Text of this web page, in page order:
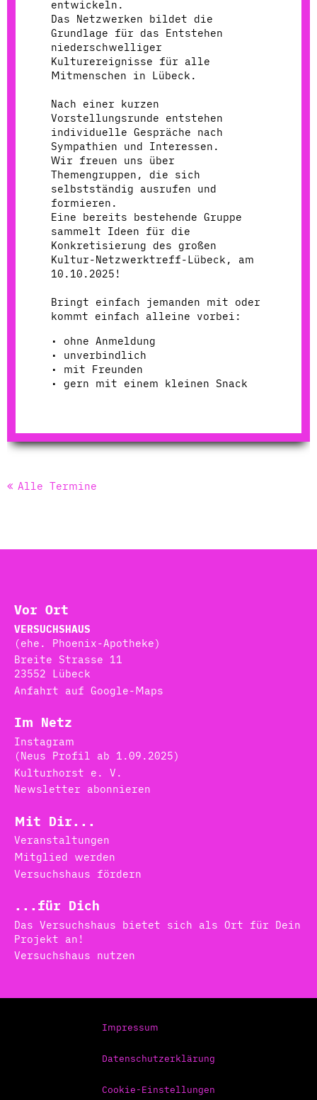
entwickeln.
Das Netzwerken bildet die
Grundlage für das Entstehen
niederschwelliger
Kulturereignisse für alle
Mitmenschen in Lübeck.
Nach einer kurzen
Vorstellungsrunde entstehen
individuelle Gespräche nach
Sympathien und Interessen.
Wir freuen uns über
Themengruppen, die sich
selbstständig ausrufen und
formieren.
Eine bereits bestehende Gruppe
sammelt Ideen für die
Konkretisierung des großen
Kultur-Netzwerktreff-Lübeck, am
10.10.2025!
Bringt einfach jemanden mit oder
kommt einfach alleine vorbei:
• ohne Anmeldung
• unverbindlich
• mit Freunden
• gern mit einem kleinen Snack
Alle Termine
Vor Ort
VERSUCHSHAUS
(ehe. Phoenix-Apotheke)
Breite Strasse 11
23552 Lübeck
Anfahrt auf Google-Maps
Im Netz
Instagram
(Neus Profil ab 1.09.2025)
Kulturhorst e. V.
Newsletter abonnieren
Mit Dir...
Veranstaltungen
Mitglied werden
Versuchshaus fördern
...für Dich
Das Versuchshaus bietet sich als Ort für Dein
Projekt an!
Versuchshaus nutzen
Impressum
Datenschutzerklärung
Cookie-Einstellungen